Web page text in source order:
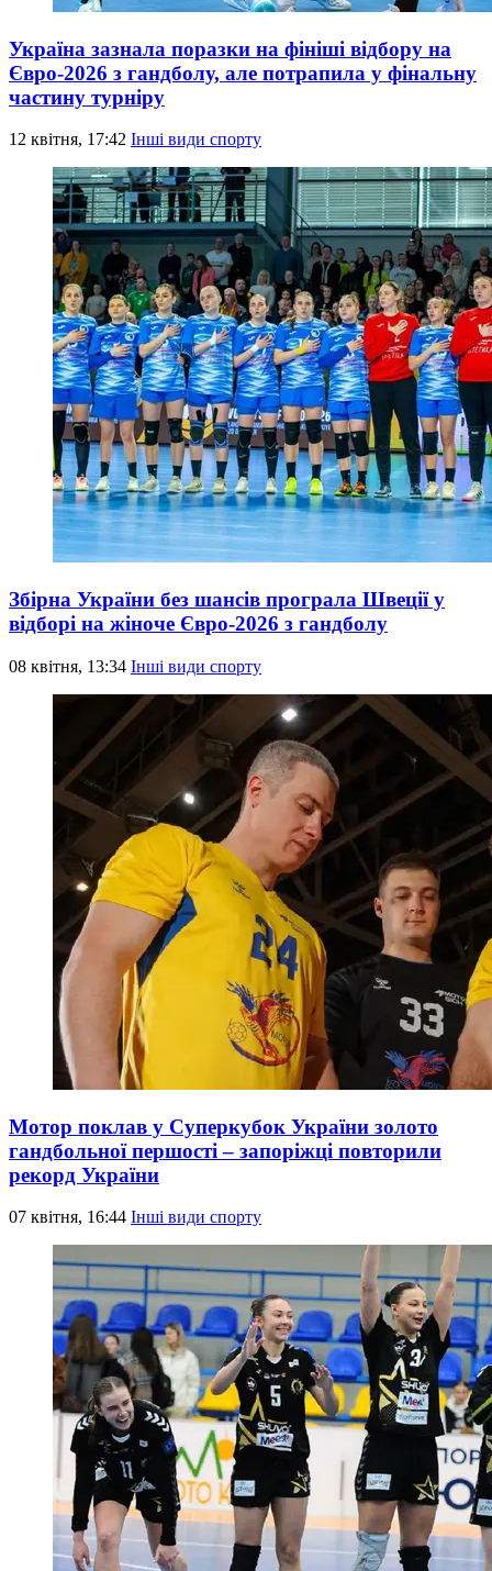
Україна зазнала поразки на фініші відбору на
Євро-2026 з гандболу, але потрапила у фінальну
частину турніру
12 квітня, 17:42 Інші види спорту
Збірна України без шансів програла Швеції у
відборі на жіноче Євро-2026 з гандболу
08 квітня, 13:34 Інші види спорту
Мотор поклав у Суперкубок України золото
гандбольної першості – запоріжці повторили
рекорд України
07 квітня, 16:44 Інші види спорту